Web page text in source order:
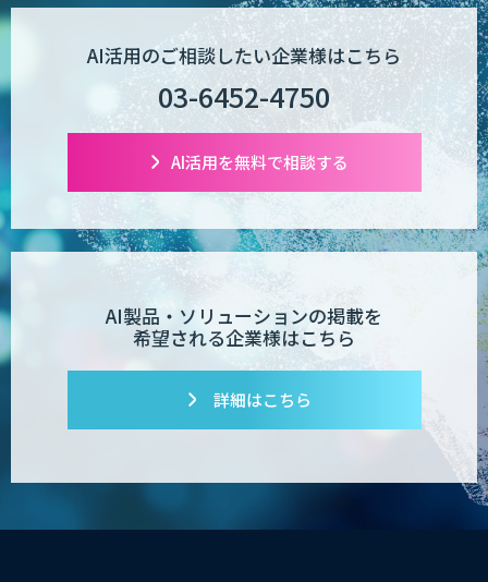
スマートOCR
RICOH 受領納品書サービス
どこでも契約書クラウド
AI活用のご相談したい企業様はこちら
03-6452-4750
AI活用を無料で相談する
AI製品・ソリューションの掲載を
希望される企業様はこちら
詳細はこちら